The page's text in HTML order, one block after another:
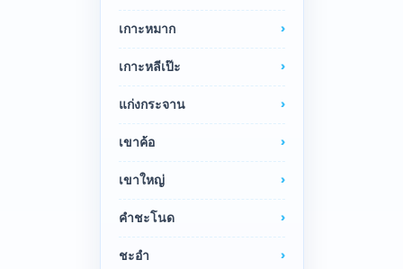
เกาะหมาก
เกาะหลีเป๊ะ
แก่งกระจาน
เขาค้อ
เขาใหญ่
คำชะโนด
ชะอำ